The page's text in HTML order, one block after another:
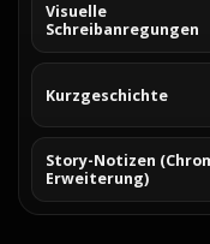
Visuelle
Schreibanregungen
Kurzgeschichte
Story-Notizen
Erweiterung)